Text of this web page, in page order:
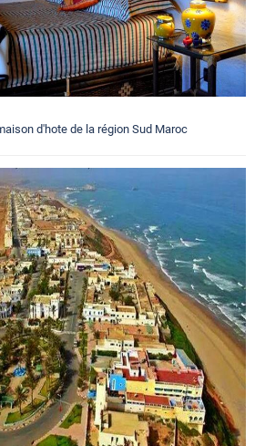
d'hote de la région Sud Maroc